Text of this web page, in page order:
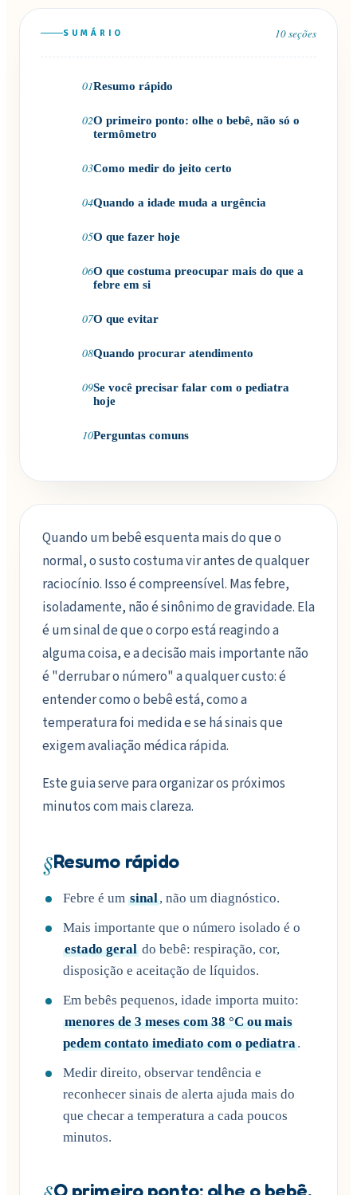
SUMÁRIO 10seções
01Resumo rápido
02O primeiro ponto: olhe o bebê, não só o
termômetro
03Como medir do jeito certo
04Quando a idade muda a urgência
05O que fazer hoje
06O que costuma preocupar mais do que a
febre em si
07O que evitar
08Quando procurar atendimento
09Se você precisar falar com o pediatra
hoje
10Perguntas comuns
Quando um bebê esquenta mais do que o
normal, o susto costuma vir antes de qualquer
raciocínio. Isso é compreensível. Mas febre,
isoladamente, não é sinônimo de gravidade. Ela
é um sinal de que o corpo está reagindo a
alguma coisa, e a decisão mais importante não
é "derrubar o número" a qualquer custo: é
entender como o bebê está, como a
temperatura foi medida e se há sinais que
exigem avaliação médica rápida.
Este guia serve para organizar os próximos
minutos com mais clareza.
§Resumo rápido
Febre é um sinal, não um diagnóstico.
Mais importante que o número isolado é o
estado geral do bebê: respiração, cor,
disposição e aceitação de líquidos.
Em bebês pequenos, idade importa muito:
menores de 3 meses com 38 °C ou mais
pedem contato imediato com o pediatra.
Medir direito, observar tendência e
reconhecer sinais de alerta ajuda mais do
que checar a temperatura a cada poucos
minutos.